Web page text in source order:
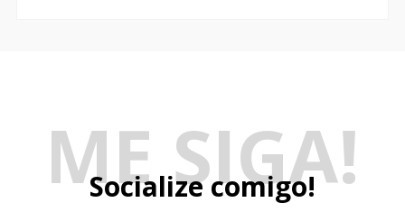
ME SIGA!
Socialize comigo!